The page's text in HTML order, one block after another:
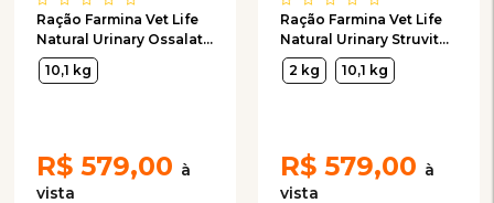
Ração Farmina Vet Life
Natural Urinary Ossalati
Cães Adultos com
Cálculos Renais
10,1 kg
R$ 579,00
Ração Farmina Vet Life
Natural Urinary Struvite
Cães Adultos com
Distúrbios Urinários
2 kg 10,1 kg
R$ 579,00